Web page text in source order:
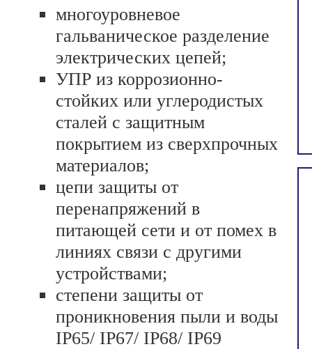
многоуровневое
гальваническое разделение
электрических цепей;
УПР из коррозионно-
стойких или углеродистых
сталей с защитным
покрытием из сверхпрочных
материалов;
цепи защиты от
перенапряжений в
питающей сети и от помех в
линиях связи с другими
устройствами;
степени защиты от
проникновения пыли и воды
IP65/ IP67/ IP68/ IP69